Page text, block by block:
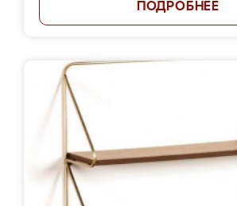
ПОДРОБНЕЕ